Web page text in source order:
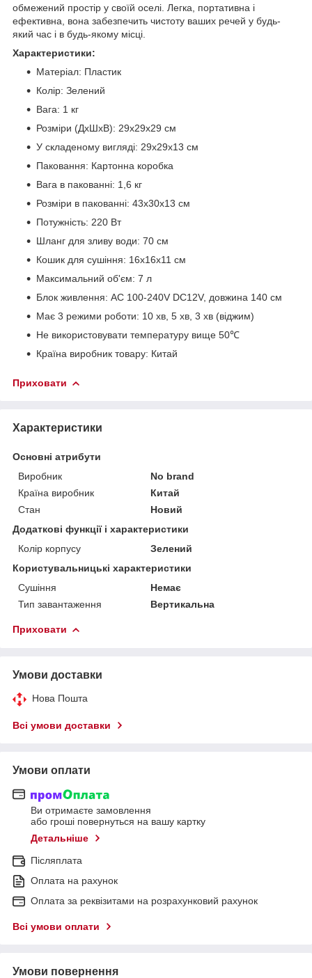
обмежений простір у своїй оселі. Легка, портативна і
ефективна, вона забезпечить чистоту ваших речей у будь-
який час і в будь-якому місці.
Характеристики:
Матеріал: Пластик
Колір: Зелений
Вага: 1 кг
Розміри (ДхШхВ): 29х29х29 см
У складеному вигляді: 29х29х13 см
Паковання: Картонна коробка
Вага в пакованні: 1,6 кг
Розміри в пакованні: 43х30х13 см
Потужність: 220 Вт
Шланг для зливу води: 70 см
Кошик для сушіння: 16х16х11 см
Максимальний об'єм: 7 л
Блок живлення: AC 100-240V DC12V, довжина 140 см
Має 3 режими роботи: 10 хв, 5 хв, 3 хв (віджим)
Не використовувати температуру вище 50℃
Країна виробник товару: Китай
Приховати
Характеристики
Основні атрибути
Виробник
No brand
Країна виробник
Китай
Стан
Новий
Додаткові функції і характеристики
Колір корпусу
Зелений
Користувальницькі характеристики
Сушіння
Немає
Тип завантаження
Вертикальна
Приховати
Умови доставки
Нова Пошта
Всі умови доставки
Умови оплати
Ви отримаєте замовлення
або гроші повернуться на вашу картку
Детальніше
Післяплата
Оплата на рахунок
Оплата за реквізитами на розрахунковий рахунок
Всі умови оплати
Умови повернення